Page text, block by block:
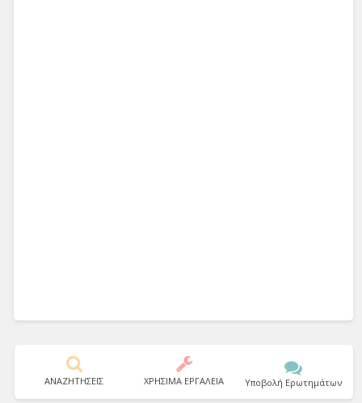
ΑΝΑΖΗΤΗΣΕΙΣ ΧΡΗΣΙΜΑ ΕΡΓΑΛΕΙΑ Υποβολή Ερωτημάτων